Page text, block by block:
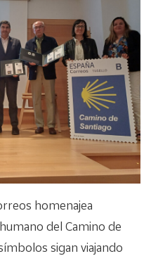
homenajea
del Camino de
sigan viajando